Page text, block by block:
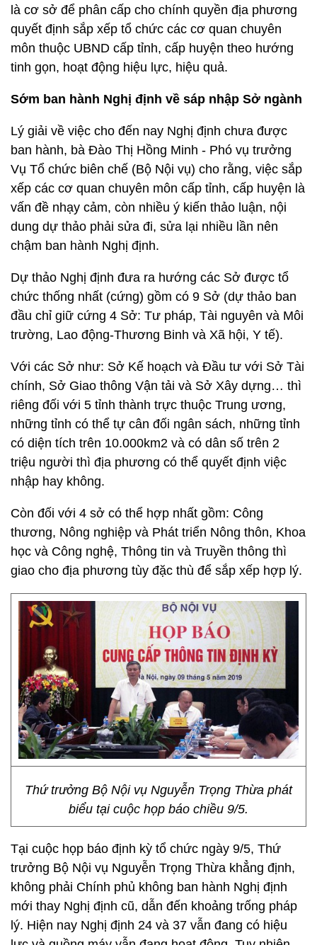
là cơ sở để phân cấp cho chính quyền địa phương
quyết định sắp xếp tổ chức các cơ quan chuyên
môn thuộc UBND cấp tỉnh, cấp huyện theo hướng
tinh gọn, hoạt động hiệu lực, hiệu quả.
Sớm ban hành Nghị định về sáp nhập Sở ngành
Lý giải về việc cho đến nay Nghị định chưa được
ban hành, bà Đào Thị Hồng Minh - Phó vụ trưởng
Vụ Tổ chức biên chế (Bộ Nội vụ) cho rằng, việc sắp
xếp các cơ quan chuyên môn cấp tỉnh, cấp huyện là
vấn đề nhạy cảm, còn nhiều ý kiến thảo luận, nội
dung dự thảo phải sửa đi, sửa lại nhiều lần nên
chậm ban hành Nghị định.
Dự thảo Nghị định đưa ra hướng các Sở được tổ
chức thống nhất (cứng) gồm có 9 Sở (dự thảo ban
đầu chỉ giữ cứng 4 Sở: Tư pháp, Tài nguyên và Môi
trường, Lao động-Thương Binh và Xã hội, Y tế).
Với các Sở như: Sở Kế hoạch và Đầu tư với Sở Tài
chính, Sở Giao thông Vận tải và Sở Xây dựng… thì
riêng đối với 5 tỉnh thành trực thuộc Trung ương,
những tỉnh có thể tự cân đối ngân sách, những tỉnh
có diện tích trên 10.000km2 và có dân số trên 2
triệu người thì địa phương có thể quyết định việc
nhập hay không.
Còn đối với 4 sở có thể hợp nhất gồm: Công
thương, Nông nghiệp và Phát triển Nông thôn, Khoa
học và Công nghệ, Thông tin và Truyền thông thì
giao cho địa phương tùy đặc thù để sắp xếp hợp lý.
Thứ trưởng Bộ Nội vụ Nguyễn Trọng Thừa phát
biểu tại cuộc họp báo chiều 9/5.
Tại cuộc họp báo định kỳ tổ chức ngày 9/5, Thứ
trưởng Bộ Nội vụ Nguyễn Trọng Thừa khẳng định,
không phải Chính phủ không ban hành Nghị định
mới thay Nghị định cũ, dẫn đến khoảng trống pháp
lý. Hiện nay Nghị định 24 và 37 vẫn đang có hiệu